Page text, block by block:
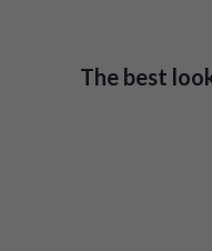
The best